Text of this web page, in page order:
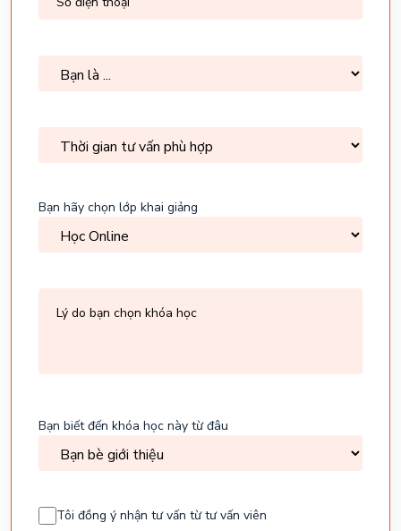
điện
phù
Bạn hãy chọn lớp khai giảng
Bạn biết đến khóa học này từ đâu
Consent
Tôi đồng ý nhận tư vấn từ tư vấn viên